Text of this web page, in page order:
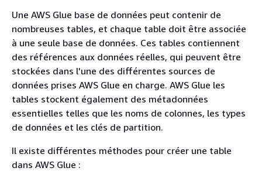
Une AWS Glue base de données peut contenir de
nombreuses tables, et chaque table doit être associée
à une seule base de données. Ces tables contiennent
des références aux données réelles, qui peuvent être
stockées dans l'une des différentes sources de
données prises AWS Glue en charge. AWS Glue les
tables stockent également des métadonnées
essentielles telles que les noms de colonnes, les types
de données et les clés de partition.
Il existe différentes méthodes pour créer une table
dans AWS Glue :